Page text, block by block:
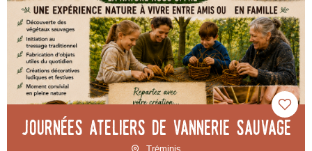
Journées ateliers de vannerie sauvage